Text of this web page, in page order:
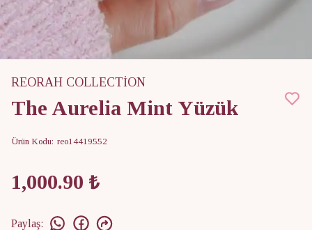
REORAH COLLECTİON
The Aurelia Mint Yüzük
Ürün Kodu: reo14419552
1,000.90 ₺
Paylaş: